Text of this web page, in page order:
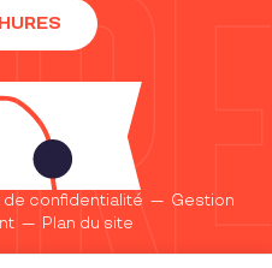
de confidentialité — Gestion
— Plan du site